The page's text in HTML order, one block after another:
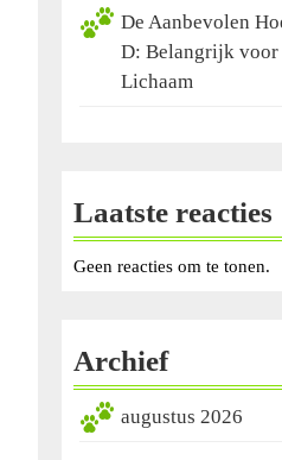
De Aanbevolen
D: Belangrijk voor
Lichaam
Laatste reacties
Geen reacties om te tonen.
Archief
augustus 2026